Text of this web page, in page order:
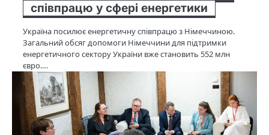
співпрацю у сфері енергетики
Україна посилює енергетичну співпрацю з Німеччиною.
Загальний обсяг допомоги Німеччини для підтримки
енергетичного сектору України вже становить 552 млн
євро.…